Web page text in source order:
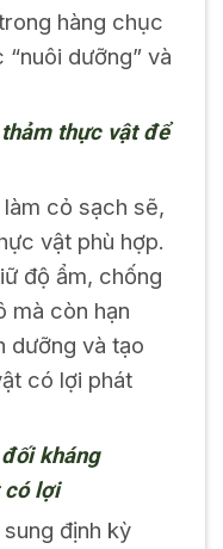
hàng chục
dưỡng” và
thực vật để
cỏ sạch sẽ,
vật phù hợp.
độ ẩm, chống
mà còn hạn
dưỡng và tạo
có lợi phát
kháng
có lợi
định kỳ